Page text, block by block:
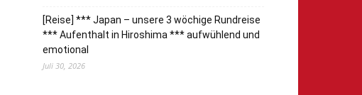
[Reise] *** Japan – unsere 3 wöchige Rundreise
*** Aufenthalt in Hiroshima *** aufwühlend und
emotional
Juli 30, 2026